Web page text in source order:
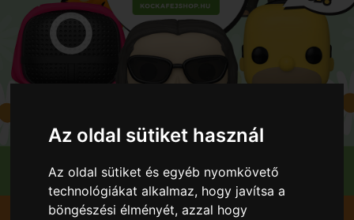
Az oldal sütiket használ
Az oldal sütiket és egyéb nyomkövető
technológiákat alkalmaz, hogy javítsa a
böngészési élményét, azzal hogy
Gyümölcsök Alma Nyári zamatos